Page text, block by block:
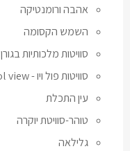
אהבה ורומנטיקה
השמש הקסומה
סוויטות מלכותיות בגורן
סוויטות פול ויו - pool view
עין התכלת
טוהר-סוויטת יוקרה
גלילאה